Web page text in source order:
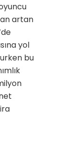
artan
yol
bu